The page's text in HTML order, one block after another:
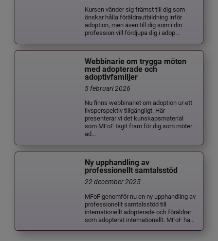
Kursen vänder sig främst till dig som
önskar hålla föräldrautbildning inför
adoption, men även till dig som i din
profession vill fördjupa dig i adop...
Webbinarie om trygga möten
med adopterade och
adoptivfamiljer
5 februari 2026
Nu finns webbinariet om adoption ur ett
livsperspektiv tillgängligt. Här
presenterar vi det kunskapsmaterial
som MFoF tagit fram för dig som möter
ad...
Ny upphandling av
professionellt samtalsstöd
22 december 2025
MFoF genomför nu en ny upphandling av
professionellt samtalsstöd till
internationellt adopterade och föräldrar
som adopterat internationellt. MFoF ha...